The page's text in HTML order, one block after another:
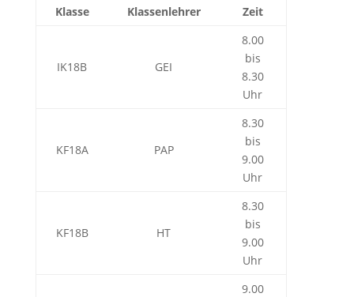
Klasse Klassenlehrer Zeit
IK18B GEI
8.00
bis
8.30
Uhr
KF18A PAP
8.30
bis
9.00
Uhr
KF18B HT
8.30
bis
9.00
Uhr
9.00